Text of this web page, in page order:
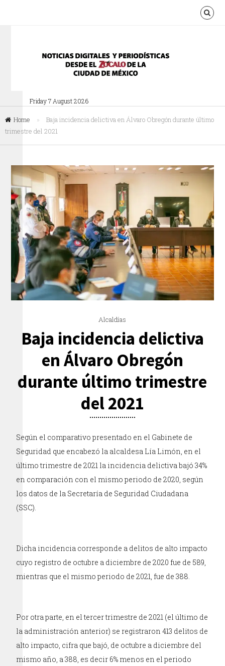
Friday 7 August 2026
Home »
Baja incidencia delictiva en Álvaro Obregón durante último
trimestre del 2021
Alcaldías
Baja incidencia delictiva
en Álvaro Obregón
durante último trimestre
del 2021
Según el comparativo presentado en el Gabinete de
Seguridad que encabezó la alcaldesa Lía Limón, en el
último trimestre de 2021 la incidencia delictiva bajó 34%
en comparación con el mismo periodo de 2020, según
los datos de la Secretaría de Seguridad Ciudadana
(SSC).
Dicha incidencia corresponde a delitos de alto impacto
cuyo registro de octubre a diciembre de 2020 fue de 589,
mientras que el mismo periodo de 2021, fue de 388.
Por otra parte, en el tercer trimestre de 2021 (el último de
la administración anterior) se registraron 413 delitos de
alto impacto, cifra que bajó, de octubre a diciembre del
mismo año, a 388, es decir 6% menos en el periodo